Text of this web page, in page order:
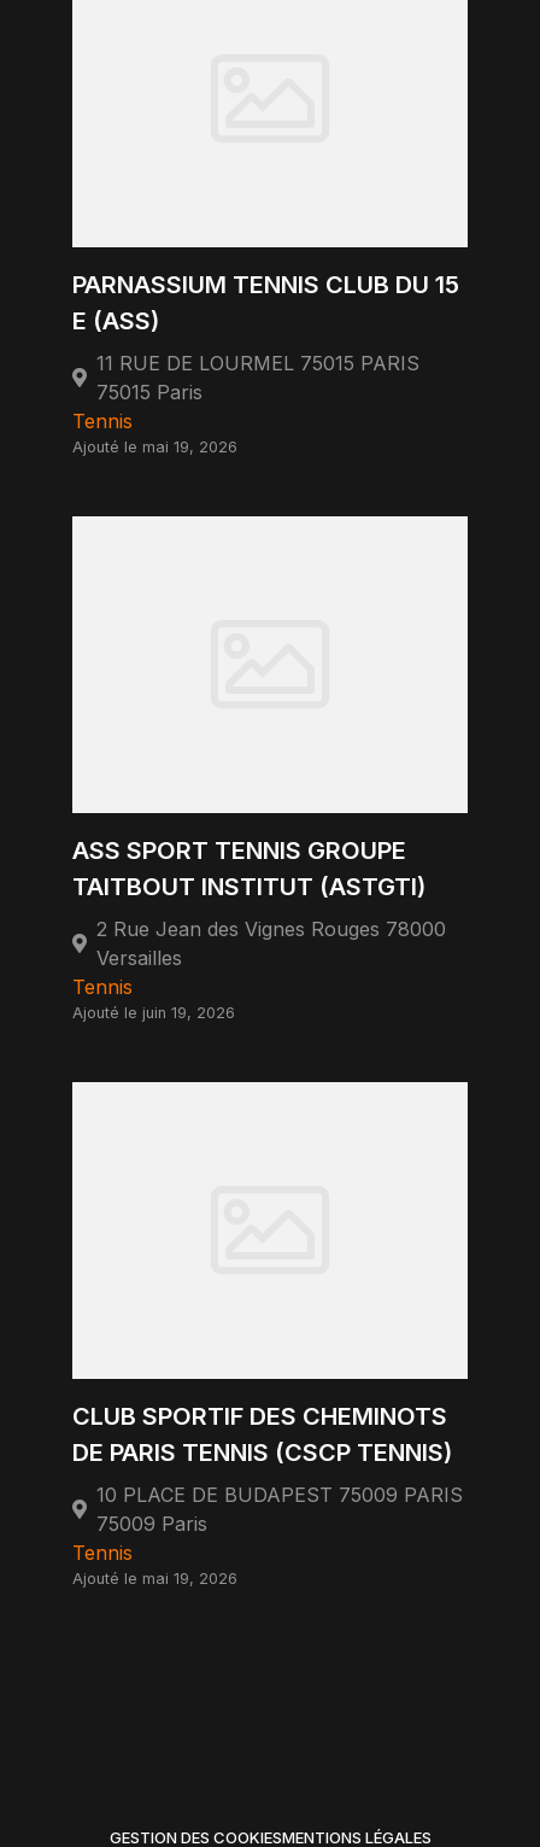
PARNASSIUM TENNIS CLUB DU 15
E (ASS)
11 RUE DE LOURMEL 75015 PARIS
75015 Paris
Tennis
Ajouté le mai 19, 2026
ASS SPORT TENNIS GROUPE
TAITBOUT INSTITUT (ASTGTI)
2 Rue Jean des Vignes Rouges 78000
Versailles
Tennis
Ajouté le juin 19, 2026
CLUB SPORTIF DES CHEMINOTS
DE PARIS TENNIS (CSCP TENNIS)
10 PLACE DE BUDAPEST 75009 PARIS
75009 Paris
Tennis
Ajouté le mai 19, 2026
GESTION DES COOKIESMENTIONS LÉGALES